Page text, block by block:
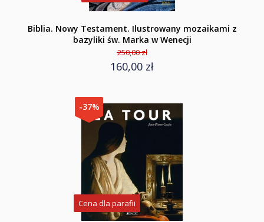
Biblia. Nowy Testament. Ilustrowany mozaikami z
bazyliki św. Marka w Wenecji
250,00 zł
160,00 zł
-37%
Cena dla parafii